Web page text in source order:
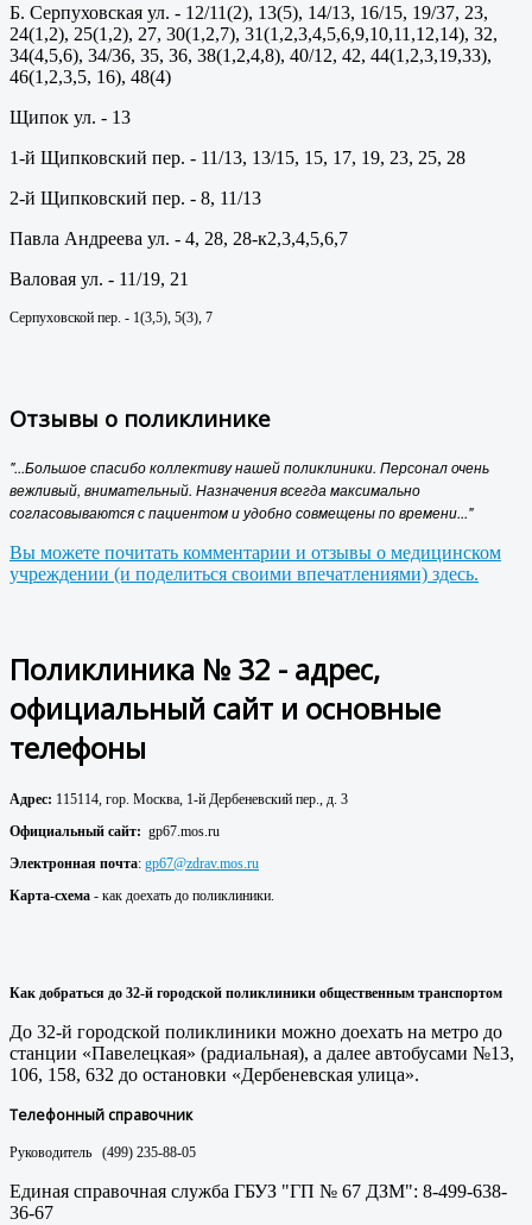
Б. Серпуховская ул. - 12/11(2), 13(5), 14/13, 16/15, 19/37, 23,
24(1,2), 25(1,2), 27, 30(1,2,7), 31(1,2,3,4,5,6,9,10,11,12,14), 32,
34(4,5,6), 34/36, 35, 36, 38(1,2,4,8), 40/12, 42, 44(1,2,3,19,33),
46(1,2,3,5, 16), 48(4)
Щипок ул. - 13
1-й Щипковский пер. - 11/13, 13/15, 15, 17, 19, 23, 25, 28
2-й Щипковский пер. - 8, 11/13
Павла Андреева ул. - 4, 28, 28-к2,3,4,5,6,7
Валовая ул. - 11/19, 21
Серпуховской пер. - 1(3,5), 5(3), 7
Отзывы о поликлинике
"...Большое спасибо коллективу нашей поликлиники. Персонал очень
вежливый, внимательный. Назначения всегда максимально
согласовываются с пациентом и удобно совмещены по времени..."
Вы можете почитать комментарии и отзывы о медицинском
учреждении (и поделиться своими впечатлениями) здесь.
Поликлиника № 32 - адрес,
официальный сайт и основные
телефоны
Адрес: 115114, гор. Москва, 1-й Дербеневский пер., д. 3
Официальный сайт: gp67.mos.ru
Электронная почта: gp67@zdrav.mos.ru
Карта-схема - как доехать до поликлиники.
Как добраться до 32-й городской поликлиники общественным транспортом
До 32-й городской поликлиники можно доехать на метро до
станции «Павелецкая» (радиальная), а далее автобусами №13,
106, 158, 632 до остановки «Дербеневская улица».
Телефонный справочник
Руководитель (499) 235-88-05
Единая справочная служба ГБУЗ "ГП № 67 ДЗМ": 8-499-638-
36-67